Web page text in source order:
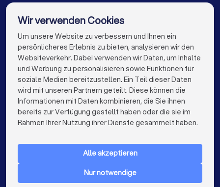
Dachdecker in Köln
Dachdecker in Frankfurt am Main
Dachdecker in Stuttgart
Dachdecker in Dortmund
Dachdecker in Essen
Dachdecker in Bremen
Dachdecker in Nürnberg
Dachdecker in Dresden
Dachdecker in Hannover
Dachdecker in Leipzig
Dachdecker in Wuppertal
Dachdecker in Bielefeld
Dachdecker in Bonn
Dachdecker in Münster
Die besten Dachdecker für Sie
info@trustlocal.de
FÜR PRIVATPERSONEN
Wir verwenden Cookies
Um unsere Website zu verbessern und Ihnen ein
persönlicheres Erlebnis zu bieten, analysieren wir den
Websiteverkehr. Dabei verwenden wir Daten, um Inhalte
und Werbung zu personalisieren sowie Funktionen für
soziale Medien bereitzustellen. Ein Teil dieser Daten
wird mit unseren Partnern geteilt. Diese können die
Informationen mit Daten kombinieren, die Sie ihnen
bereits zur Verfügung gestellt haben oder die sie im
Rahmen Ihrer Nutzung ihrer Dienste gesammelt haben.
Alle akzeptieren
Nur notwendige